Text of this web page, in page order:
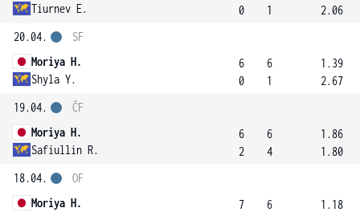
Tiurnev E.
0
1
2.06
20.04.
Moriya H.
Shyla Y.
SF
6
0
6
1
1.39
2.67
19.04.
Moriya H.
Safiullin R.
ČF
6
2
6
4
1.86
1.80
18.04.
Moriya H.
OF
7
6
1.18